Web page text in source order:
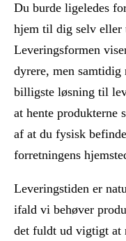
Du burde ligeledes
hjem til dig selv eller
Leveringsformen
dyrere, men
billigste løsning til
at hente produkterne
af at du fysisk
forretningens
Leveringstiden er
ifald vi behøver
det fuldt ud vigtigt at